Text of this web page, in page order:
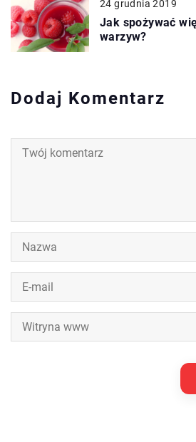
24 grudnia 2019
Jak spożywać
warzyw?
Dodaj Komentarz